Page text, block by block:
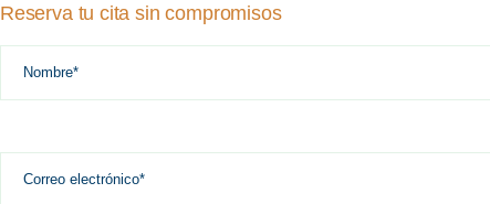
Reserva tu cita sin compromisos